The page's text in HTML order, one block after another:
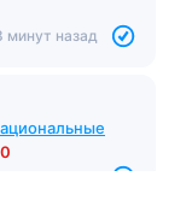
минут назад